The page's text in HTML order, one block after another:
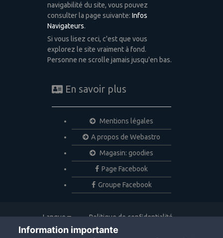
navigabilité du site, vous pouvez
consulter la page suivante: Infos
Navigateurs.
Si vous lisez ceci, c'est que vous
explorez le site vraiment à fond.
Personne ne scrolle jamais jusqu'en bas.
En savoir plus
Mentions légales
A propos de Webastro
Magasin: goodies
Page Facebook
Groupe Facebook
Langue
Politique de confidentialité
Nous contacter
Information importante